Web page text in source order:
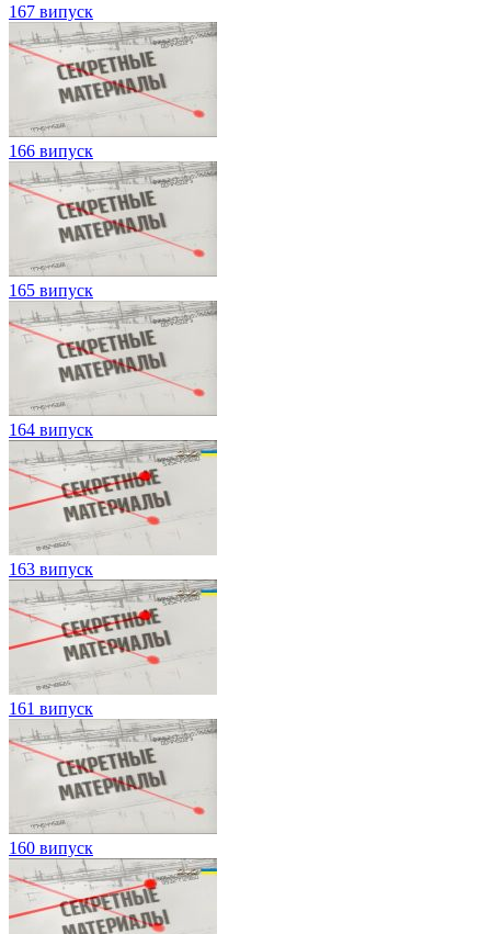
167 випуск
166 випуск
165 випуск
164 випуск
163 випуск
161 випуск
160 випуск